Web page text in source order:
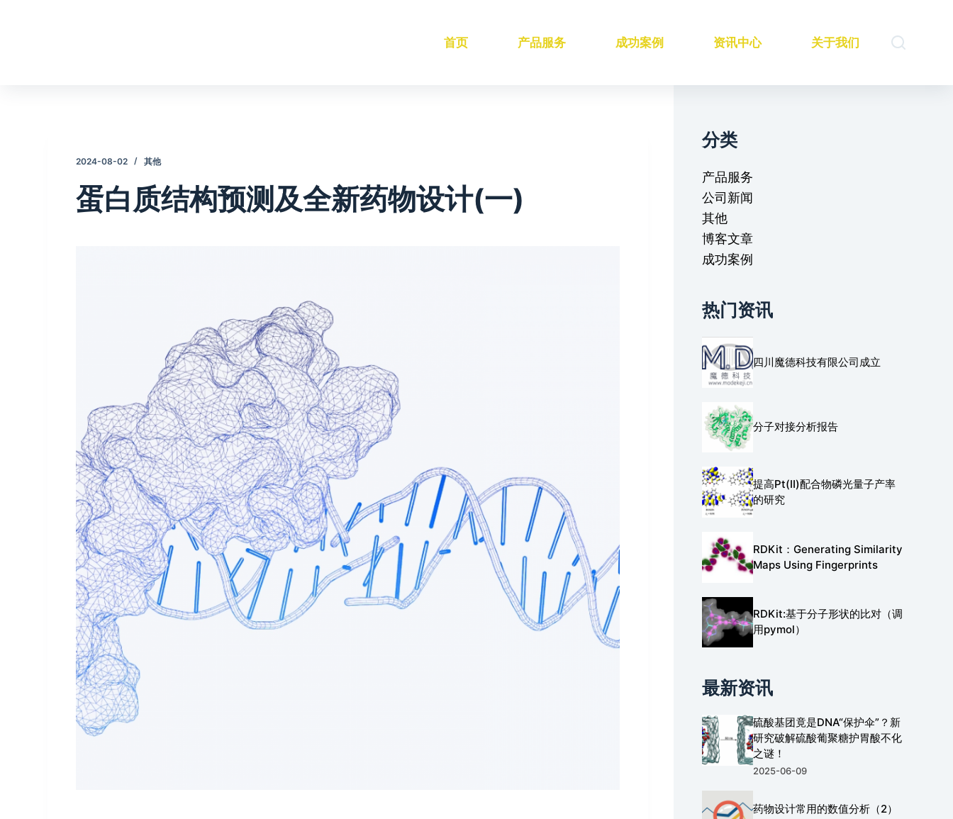
首页 产品服务 成功案例 资讯中心 关于我们
2024-08-02 其他
蛋白质结构预测及全新药物设计(一)
分类
产品服务
公司新闻
其他
博客文章
成功案例
热门资讯
四川魔德科技有限公司成立
分子对接分析报告
提高Pt(Ⅱ)配合物磷光量子产率
的研究
RDKit：Generating Similarity
Maps Using Fingerprints
RDKit:基于分子形状的比对（调
用pymol）
最新资讯
硫酸基团竟是DNA“保护伞”？新
研究破解硫酸葡聚糖护胃酸不化
之谜！
2025-06-09
药物设计常用的数值分析（2）